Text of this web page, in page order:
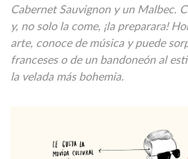
Cabernet Sauvignon y un Malbec.
y, no solo la come, ¡la preparara!
arte, conoce de música y puede
franceses o de un bandoneón al
la velada más bohemia.